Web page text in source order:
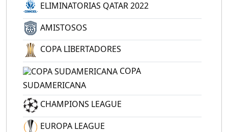
ELIMINATORIAS QATAR 2022
AMISTOSOS
COPA LIBERTADORES
COPA
SUDAMERICANA
CHAMPIONS LEAGUE
EUROPA LEAGUE